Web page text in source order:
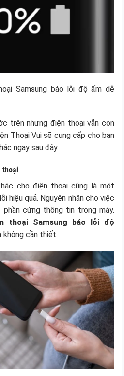
Samsung báo lỗi độ ẩm dễ
trên nhưng điện thoại vẫn còn
Thoại Vui sẽ cung cấp cho bạn
ngay sau đây.
thoại
cho điện thoại cũng là một
hiệu quả. Nguyên nhân cho việc
cứng thông tin trong máy.
thoại Samsung báo lỗi độ
cần thiết.